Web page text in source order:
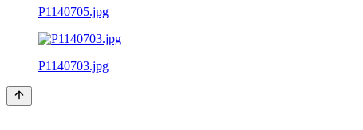
P1140705.jpg
P1140703.jpg